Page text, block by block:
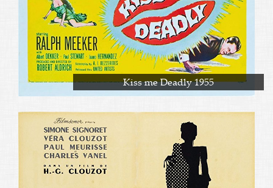
Kiss me Deadly 1955